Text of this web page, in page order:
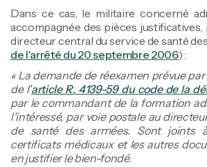
Dans ce cas, le militaire concerné
accompagnée des pièces justificatives,
directeur central du service de santé
de l'arrêté du 20 septembre 2006) :
« La demande de réexamen prévue
de l'article R. 4139-59 du code de la
par le commandant de la formation
l'intéressé, par voie postale au
de santé des armées. Sont joints
certificats médicaux et les autres
en justifier le bien-fondé.